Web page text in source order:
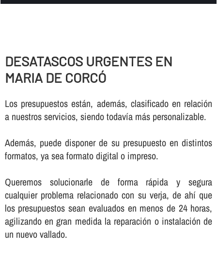
DESATASCOS URGENTES EN
MARIA DE CORCÓ
Los presupuestos están, además, clasificado en relación
a nuestros servicios, siendo todaví­a más personalizable.
Además, puede disponer de su presupuesto en distintos
formatos, ya sea formato digital o impreso.
Queremos solucionarle de forma rápida y segura
cualquier problema relacionado con su verja, de ahí­ que
los presupuestos sean evaluados en menos de 24 horas,
agilizando en gran medida la reparación o instalación de
un nuevo vallado.